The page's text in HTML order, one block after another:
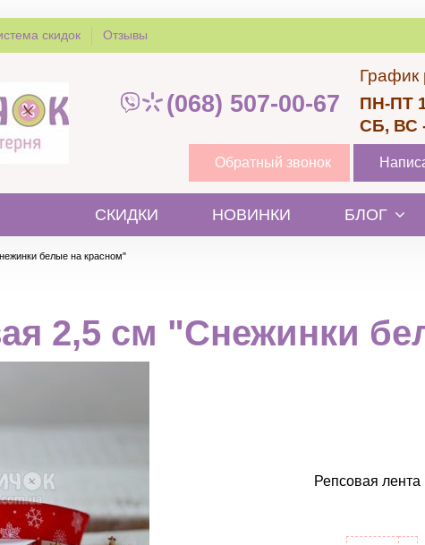
скидок Отзывы
(068) 507-00-67
График
ПН-ПТ
СБ, ВС
Обратный звонок
СКИДКИ НОВИНКИ БЛОГ
белые на красном"
2,5 см "Снежинки
Репсовая